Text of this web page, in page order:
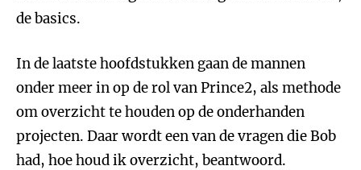
de basics.
In de laatste hoofdstukken gaan de mannen
onder meer in op de rol van Prince2, als methode
om overzicht te houden op de onderhanden
projecten. Daar wordt een van de vragen die Bob
had, hoe houd ik overzicht, beantwoord.